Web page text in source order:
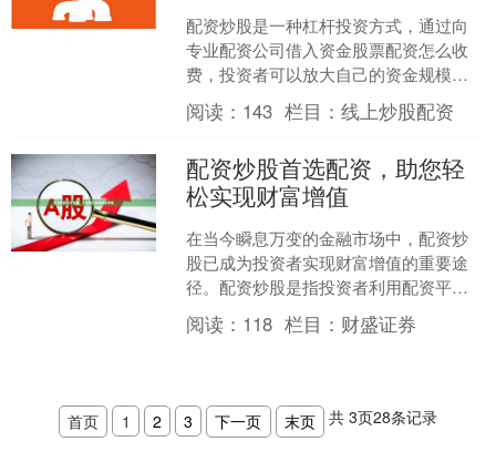
配资炒股是一种杠杆投资方式，通过向
专业配资公司借入资金股票配资怎么收
费，投资者可以放大自己的资金规模，
从而获得更高的收益。 对于有经验的投
资者来说，配资炒股可以....
阅读： 143 栏目：线上炒股配资
配资炒股首选配资，助您轻
松实现财富增值
在当今瞬息万变的金融市场中，配资炒
股已成为投资者实现财富增值的重要途
径。配资炒股是指投资者利用配资平台
提供的资金杠杆，放大自己的资金规
模，从而提高投资收益。 配....
阅读： 118 栏目： 财盛证券
首页 1 2 3 下一页 末页 共 3页28条记录